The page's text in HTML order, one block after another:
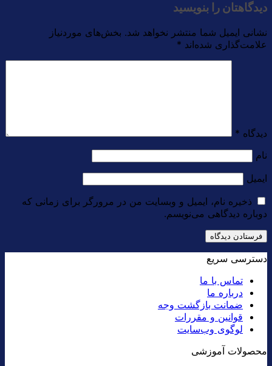
دیدگاهتان را بنویسید
نشانی ایمیل شما منتشر نخواهد شد. بخش‌های موردنیاز
علامت‌گذاری شده‌اند *
دیدگاه *
نام
ایمیل
ذخیره نام، ایمیل و وبسایت من در مرورگر برای زمانی که
دوباره دیدگاهی می‌نویسم.
دسترسی سریع
تماس با ما
درباره ما
ضمانت بازگشت وجه
قوانین و مقررات
لوگوی وب‌سایت
محصولات آموزشی